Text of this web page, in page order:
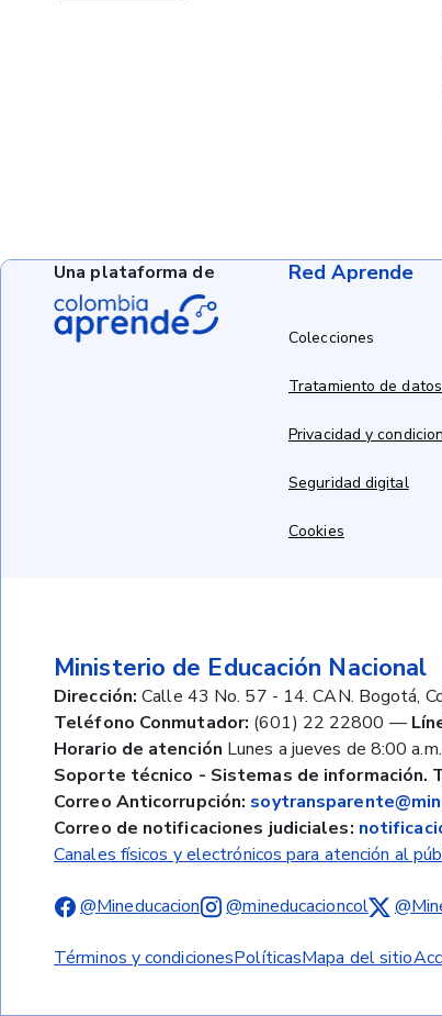
Red Aprende
Colecciones
Tratamiento de
Privacidad y
Seguridad digital
Cookies
Ministerio de Educación Nacional
Dirección: Calle 43 No. 57 - 14. CAN. Bogotá,
Teléfono Conmutador: (601) 22 22800 —
Horario de atención Lunes a jueves de 8:00
Soporte técnico - Sistemas de información.
Correo Anticorrupción:
Correo de notificaciones judiciales:
Canales físicos y electrónicos para atención al
@Mineducacion @mineducacioncol
Términos y condicionesPolíticasMapa del sitio
Una plataforma de